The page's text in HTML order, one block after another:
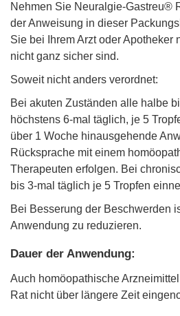
Nehmen Sie Neuralgie-Gastreu®
der Anweisung in dieser
Sie bei Ihrem Arzt oder Apotheker
nicht ganz sicher sind.
Soweit nicht anders verordnet:
Bei akuten Zuständen alle halbe
höchstens 6-mal täglich, je 5
über 1 Woche hinausgehende
Rücksprache mit einem
Therapeuten erfolgen. Bei
bis 3-mal täglich je 5 Tropfen
Bei Besserung der Beschwerden
Anwendung zu reduzieren.
Dauer der Anwendung:
Auch homöopathische
Rat nicht über längere Zeit